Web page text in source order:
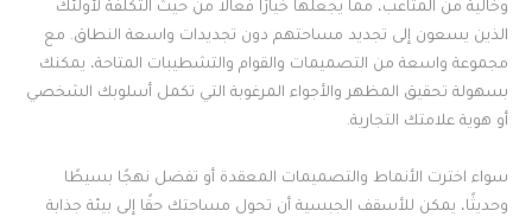
وخالية من المتاعب، مما يجعلها خيارًا فعالاً من حيث التكلفة لأولئك
الذين يسعون إلى تجديد مساحتهم دون تجديدات واسعة النطاق. مع
مجموعة واسعة من التصميمات والقوام والتشطيبات المتاحة، يمكنك
بسهولة تحقيق المظهر والأجواء المرغوبة التي تكمل أسلوبك الشخصي
أو هوية علامتك التجارية.
سواء اخترت الأنماط والتصميمات المعقدة أو تفضل نهجًا بسيطًا
وحديثًا، يمكن للأسقف الجبسية أن تحول مساحتك حقًا إلى بيئة جذابة